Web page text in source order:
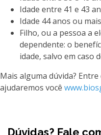
Idade entre 41 e 43
Idade 44 anos ou
Filho, ou a pessoa a
dependente: o
idade, salvo em caso
Mais alguma dúvida?
ajudaremos você
Dúvidas? Fale